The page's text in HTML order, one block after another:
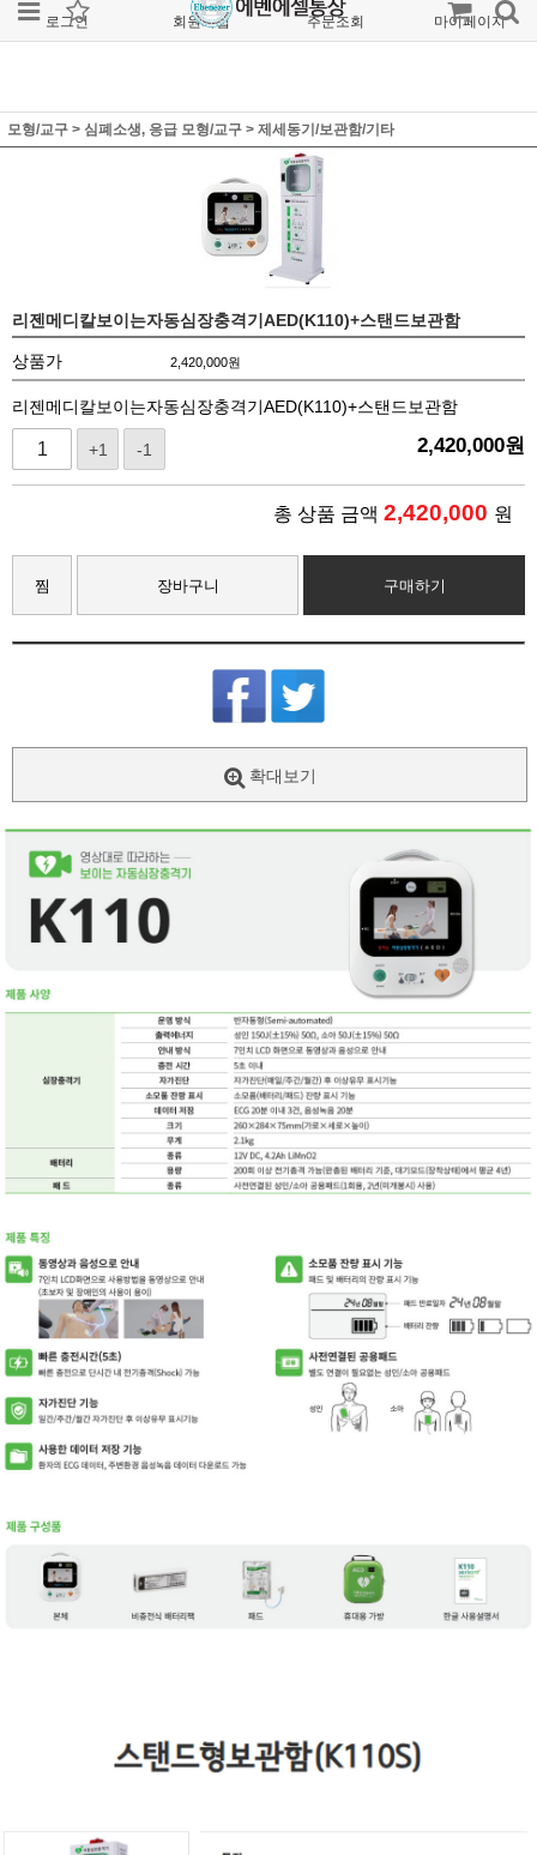
로그인 회원가입 주문조회 마이페이지
모형/교구 > 심폐소생, 응급 모형/교구 > 제세동기/보관함/기타
리젠메디칼보이는자동심장충격기AED(K110)+스탠드보관함
상품가 2,420,000원
리젠메디칼보이는자동심장충격기AED(K110)+스탠드보관함
+1 -1 2,420,000원
총 상품 금액 2,420,000 원
찜 장바구니 구매하기
확대보기